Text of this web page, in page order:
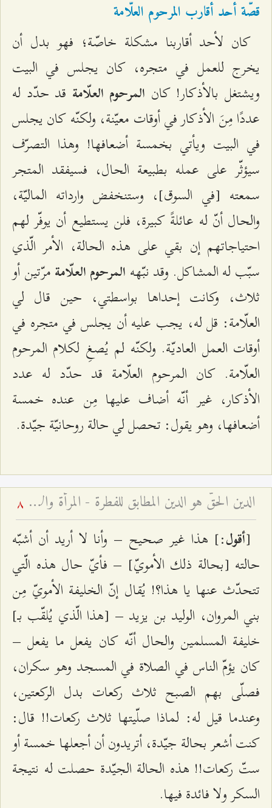
قصّة أحد أقارب المرحوم العلّامة
كان لأحد أقاربنا مشكلة خاصّة؛ فهو بدل أن
يخرج للعمل في متجره، كان يجلس في البيت
ويشتغل بالأذكار! كان المرحوم العلّامة قد حدّد له
عددًا مِنَ الأذكار في أوقات معيّنة، ولكنّه كان يجلس
في البيت ويأتي بخمسة أضعافها! وهذا التصرّف
سيؤثّر على عمله بطبيعة الحال، فسيفقد المتجر
سمعته [في السوق]، وستنخفض وارداته الماليّة،
والحال أنّ له عائلةً كبيرة، فلن يستطيع أن يوفّر لهم
احتياجاتهم إن بقي على هذه الحالة، الأمر الّذي
سبّب له المشاكل. وقد نبّهه المرحوم العلّامةمرّتين أو
ثلاث، وكانت إحداها بواسطتي، حين قال لي
العلّامة: قل له، يجب عليه أن يجلس في متجره في
أوقات العمل العاديّة. ولكنّه لم يُصغِ لكلام المرحوم
العلّامة. كان المرحوم العلّامة قد حدّد له عدد
الأذكار، غير أنّه أضاف عليها مِن عنده خمسة
أضعافها، وهو يقول: تحصل لي حالة روحانيّة جيّدة.
الدين الحقّ هو الدين المطابق للفطرة - المرأة والأسرة – قم – الجلسة السابعة 8
[أقول:] هذا غير صحيح – وأنا لا أريد أن أشبّه
حالته [بحالة ذلك الأمويّ] – فأيّ حال هذه الّتي
تتحدّث عنها يا هذا؟! يُقال إنّ الخليفة الأمويّ مِن
بني المروان، الوليد بن يزيد – [هذا الّذي يُلقّب بـ]
خليفة المسلمين والحال أنّه كان يفعل ما يفعل –
كان يؤمّ الناس في الصلاة في المسجد وهو سكران،
فصلّى بهم الصبح ثلاث ركعات بدل الركعتين،
وعندما قيل له: لماذا صلّيتها ثلاث ركعات!! قال:
كنت أشعر بحالة جيّدة، أتريدون أن أجعلها خمسة أو
ستّ ركعات!! هذه الحالة الجيّدة حصلت له نتيجة
السكر ولا فائدة فيها.